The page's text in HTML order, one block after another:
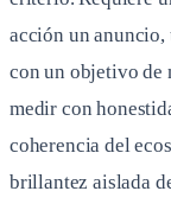
acción un
con un objetivo de
medir con
coherencia del
brillantez aislada